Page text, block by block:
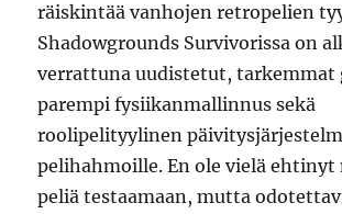
räiskintää vanhojen retropelien
Shadowgrounds Survivorissa on
verrattuna uudistetut, tarkemmat
parempi fysiikanmallinnus sekä
roolipelityylinen
pelihahmoille. En ole vielä ehtinyt
peliä testaamaan, mutta